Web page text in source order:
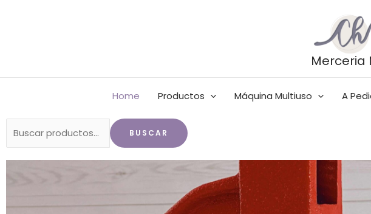
Merceria
Home Productos Máquina Multiuso A
BUSCAR